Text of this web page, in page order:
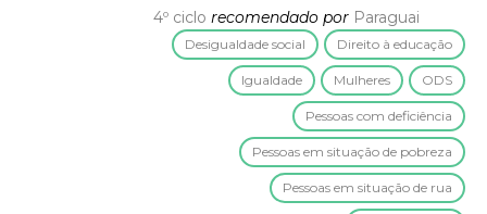
4º ciclo recomendado por Paraguai
Desigualdade social Direito à educação
Igualdade Mulheres ODS
Pessoas com deficiência
Pessoas em situação de pobreza
Pessoas em situação de rua